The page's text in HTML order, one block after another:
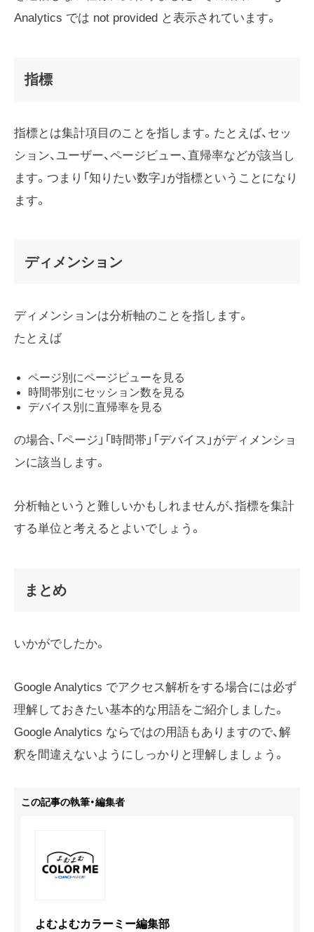
Analytics では not provided と表示されています。
指標
指標とは集計項目のことを指します。たとえば、セッ
ション、ユーザー、ページビュー、直帰率などが該当し
ます。つまり「知りたい数字」が指標ということになり
ます。
ディメンション
ディメンションは分析軸のことを指します。
たとえば
ページ別にページビューを見る
時間帯別にセッション数を見る
デバイス別に直帰率を見る
の場合、「ページ」「時間帯」「デバイス」がディメンショ
ンに該当します。
分析軸というと難しいかもしれませんが、指標を集計
する単位と考えるとよいでしょう。
まとめ
いかがでしたか。
Google Analytics でアクセス解析をする場合には必ず
理解しておきたい基本的な用語をご紹介しました。
Google Analytics ならではの用語もありますので、解
釈を間違えないようにしっかりと理解しましょう。
この記事の執筆・編集者
よむよむカラーミー編集部